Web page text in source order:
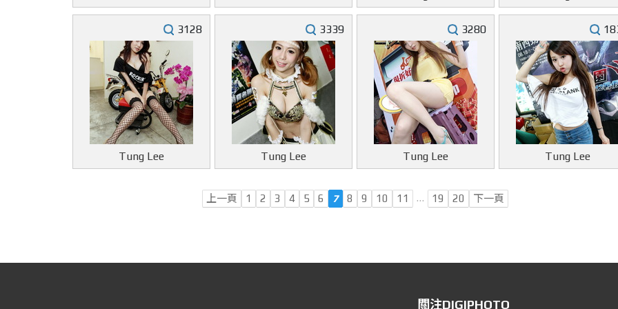
3128
Tung Lee
3339
Tung Lee
3280
Tung Lee Tung Lee
上一頁 1 2 3 4 5 6 7 8 9 10 11 … 19 20 下一頁
關注DIGIPHOTO